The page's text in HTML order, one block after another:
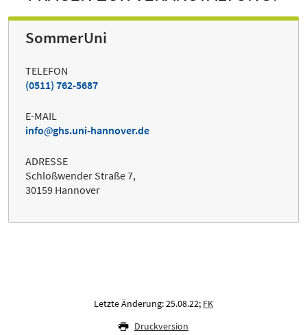
SommerUni
TELEFON
(0511) 762-5687
E-MAIL
info
ghs.uni-hannover.de
ADRESSE
Schloßwender Straße 7,
30159 Hannover
Letzte Änderung: 25.08.22; FK
Druckversion